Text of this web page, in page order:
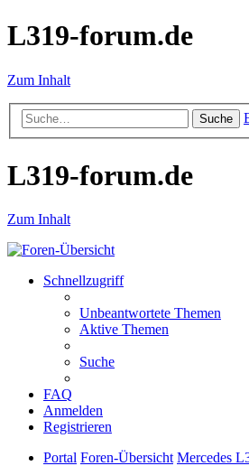
L319-forum.de
Zum Inhalt
Suche
L319-forum.de
Zum Inhalt
Schnellzugriff
Unbeantwortete Themen
Aktive Themen
Suche
FAQ
Anmelden
Registrieren
Portal Foren-Übersicht Mercedes